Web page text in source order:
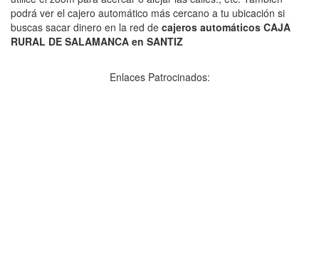
podrá ver el cajero automático más cercano a tu ubicación si
buscas sacar dinero en la red de cajeros automáticos CAJA
RURAL DE SALAMANCA en SANTIZ
Enlaces Patrocinados: